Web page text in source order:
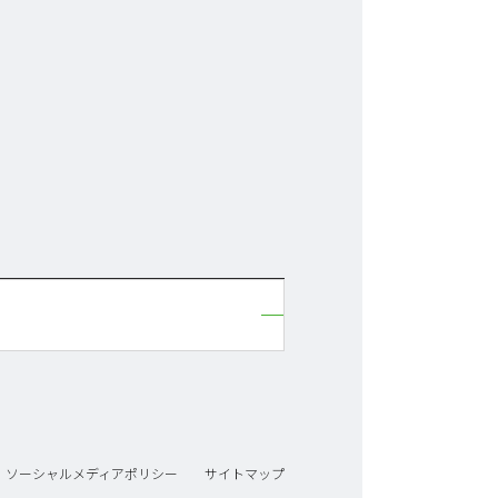
ソーシャルメディアポリシー サイトマップ